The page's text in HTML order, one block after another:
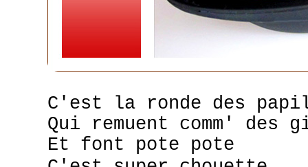
C'est la ronde des
Qui remuent comm' des
Et font pote pote